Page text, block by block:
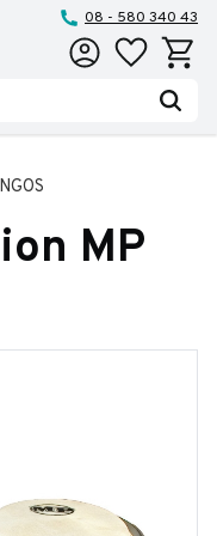
08 - 580 340 43
Favoriter
MP